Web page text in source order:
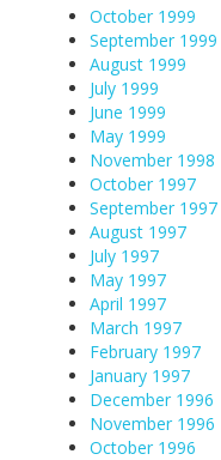
October 1999
September 1999
August 1999
July 1999
June 1999
May 1999
November 1998
October 1997
September 1997
August 1997
July 1997
May 1997
April 1997
March 1997
February 1997
January 1997
December 1996
November 1996
October 1996